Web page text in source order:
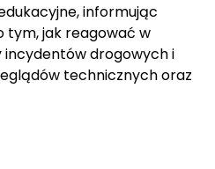
informując
tym, jak reagować w
incydentów drogowych i
technicznych oraz